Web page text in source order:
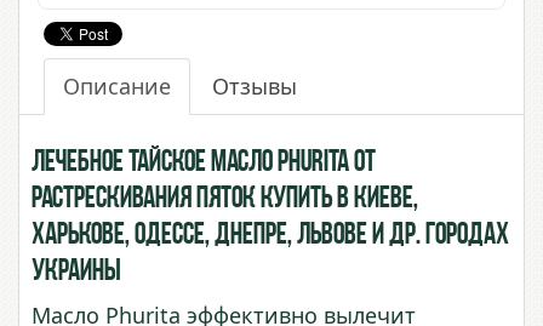
Описание Отзывы
Лечебное тайское масло Phurita от
растрескивания пяток купить в Киеве,
Харькове, Одессе, Днепре, Львове и др. городах
Украины
Масло Phurita эффективно вылечит